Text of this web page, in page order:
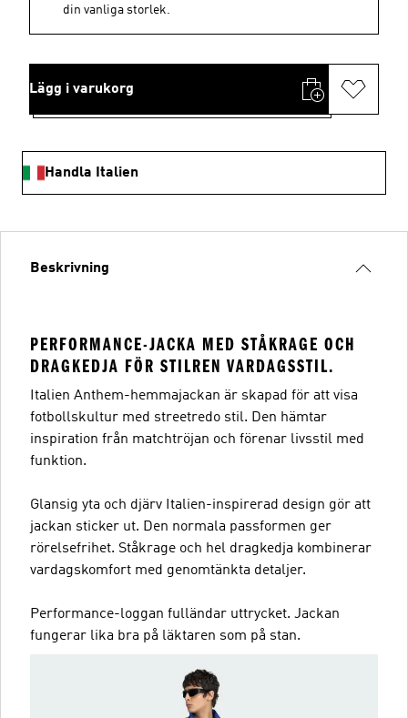
din vanliga storlek.
Lägg i varukorg
Handla Italien
Beskrivning
PERFORMANCE-JACKA MED STÅKRAGE OCH
DRAGKEDJA FÖR STILREN VARDAGSSTIL.
Italien Anthem-hemmajackan är skapad för att visa
fotbollskultur med streetredo stil. Den hämtar
inspiration från matchtröjan och förenar livsstil med
funktion.
Glansig yta och djärv Italien-inspirerad design gör att
jackan sticker ut. Den normala passformen ger
rörelsefrihet. Ståkrage och hel dragkedja kombinerar
vardagskomfort med genomtänkta detaljer.
Performance-loggan fulländar uttrycket. Jackan
fungerar lika bra på läktaren som på stan.